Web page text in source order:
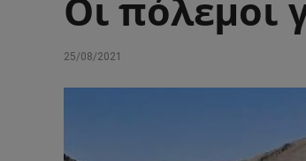
Οι πόλεμοι
25/08/2021